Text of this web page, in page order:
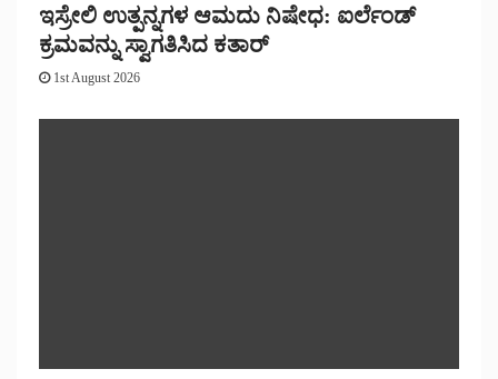
ಇಸ್ರೇಲಿ ಉತ್ಪನ್ನಗಳ ಆಮದು ನಿಷೇಧ: ಐರ್ಲೆಂಡ್
ಕ್ರಮವನ್ನು ಸ್ವಾಗತಿಸಿದ ಕತಾರ್
1st August 2026